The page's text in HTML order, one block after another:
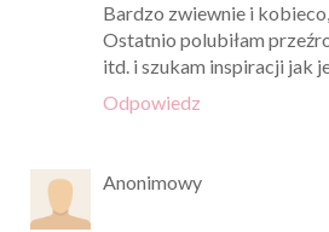
Bardzo zwiewnie i
Ostatnio polubiłam
itd. i szukam inspiracji jak
Odpowiedz
Anonimowy